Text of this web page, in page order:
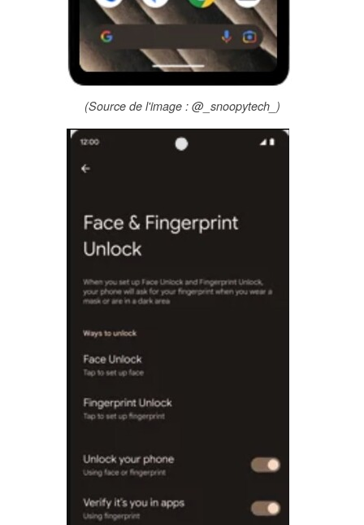
(Source de l'image : @_snoopytech_)